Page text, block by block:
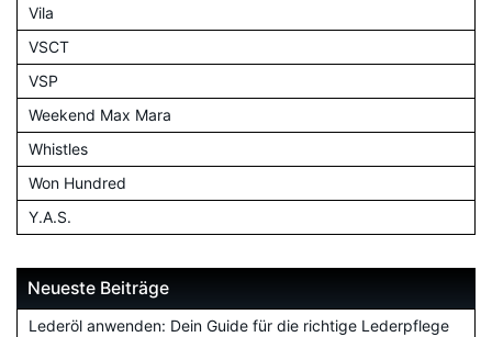
Vila
VSCT
VSP
Weekend Max Mara
Whistles
Won Hundred
Y.A.S.
Neueste Beiträge
Lederöl anwenden: Dein Guide für die richtige Lederpflege